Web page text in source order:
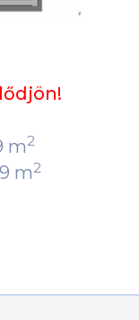
m2
m2